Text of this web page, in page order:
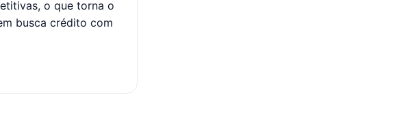
o que torna o
busca crédito com